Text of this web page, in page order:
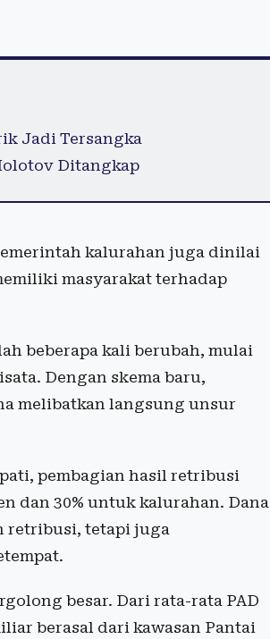
Jadi Tersangka
Ditangkap
kalurahan juga dinilai
masyarakat terhadap
beberapa kali berubah, mulai
Dengan skema baru,
melibatkan langsung unsur
pembagian hasil retribusi
dan 30% untuk kalurahan. Dana
retribusi, tetapi juga
besar. Dari rata-rata PAD
berasal dari kawasan Pantai